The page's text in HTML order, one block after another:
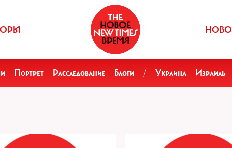
Портрет Расследование Блоги / Украина Израиль